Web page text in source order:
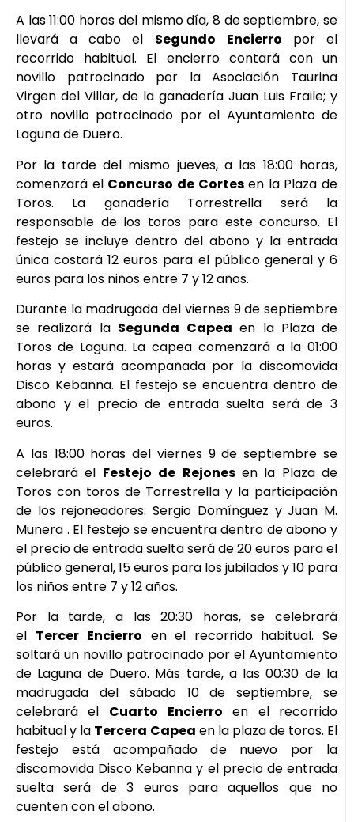
A las 11:00 horas del mismo día, 8 de septiembre, se
llevará a cabo el Segundo Encierro por el
recorrido habitual. El encierro contará con un
novillo patrocinado por la Asociación Taurina
Virgen del Villar, de la ganadería Juan Luis Fraile; y
otro novillo patrocinado por el Ayuntamiento de
Laguna de Duero.
Por la tarde del mismo jueves, a las 18:00 horas,
comenzará el Concurso de Cortesen la Plaza de
Toros. La ganadería Torrestrella será la
responsable de los toros para este concurso. El
festejo se incluye dentro del abono y la entrada
única costará 12 euros para el público general y 6
euros para los niños entre 7 y 12 años.
Durante la madrugada del viernes 9 de septiembre
se realizará la Segunda Capea en la Plaza de
Toros de Laguna. La capea comenzará a la 01:00
horas y estará acompañada por la discomovida
Disco Kebanna. El festejo se encuentra dentro de
abono y el precio de entrada suelta será de 3
euros.
A las 18:00 horas del viernes 9 de septiembre se
celebrará el Festejo de Rejonesen la Plaza de
Toros con toros de Torrestrella y la participación
de los rejoneadores: Sergio Domínguez y Juan M.
Munera . El festejo se encuentra dentro de abono y
el precio de entrada suelta será de 20 euros para el
público general, 15 euros para los jubilados y 10 para
los niños entre 7 y 12 años.
Por la tarde, a las 20:30 horas, se celebrará
el Tercer Encierro en el recorrido habitual. Se
soltará un novillo patrocinado por el Ayuntamiento
de Laguna de Duero. Más tarde, a las 00:30 de la
madrugada del sábado 10 de septiembre, se
celebrará el Cuarto Encierro en el recorrido
habitual y la Tercera Capea en la plaza de toros. El
festejo está acompañado de nuevo por la
discomovida Disco Kebanna y el precio de entrada
suelta será de 3 euros para aquellos que no
cuenten con el abono.